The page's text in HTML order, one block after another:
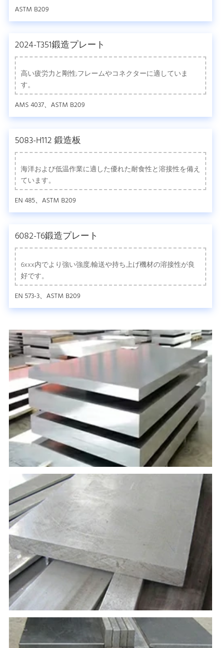
ASTM B209
2024-T351鍛造プレート
高い疲労力と剛性;フレームやコネクターに適していま
す。
AMS 4037、ASTM B209
5083-H112 鍛造板
海洋および低温作業に適した優れた耐食性と溶接性を備え
ています。
EN 485、ASTM B209
6082-T6鍛造プレート
6xxx内でより強い強度;輸送や持ち上げ機材の溶接性が良
好です。
EN 573-3、ASTM B209